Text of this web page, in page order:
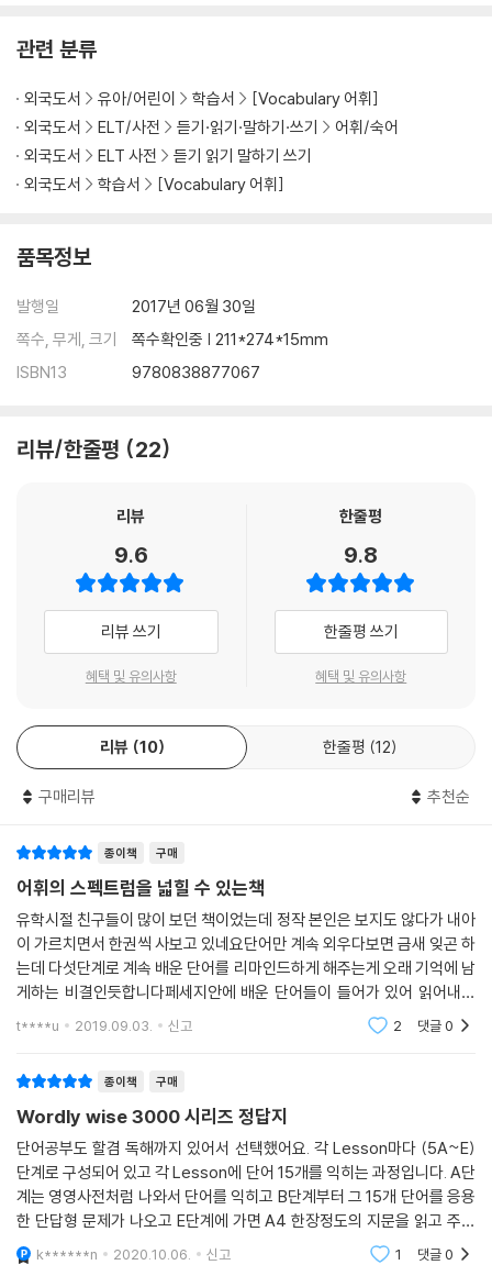
rning words and definitions in an ad-free environment, test th
einforce long-term retention of words.
This 4th Edition of Wordly Wise 3000 helps students link
vocabulary and reading comprehension through:
udents and align with current state and national standards.
nd Talk" activities that include instructions to discuss and act
out word knowledge.
p teachers work with students struggling with grade-level co
- 12 months of access to Quizlet's pre-loaded Wordly Wise 3
000 approved study sets -a fun and engaging learning app th
관련 분류
외국도서 유아/어린이 학습서
[Vocabulary 어휘]
외국도서
ELT/사전 듣기·읽기·말하기·쓰기
어휘/숙어
외국도서
ELT 사전
듣기 읽기 말하기 쓰기
외국도서
학습서 [Vocabulary 어휘]
품목정보
발행일
2017년 06월 30일
쪽수, 무게, 크기
쪽수확인중 | 211*274*15mm
ISBN13
9780838877067
리뷰/한줄평 22
리뷰
9.6
리뷰 쓰기
혜택 및 유의사항
한줄평
9.8
한줄평 쓰기
혜택 및 유의사항
리뷰 10 한줄평 12
구매리뷰 추천순
종이책 구매
어휘의 스펙트럼을 넓힐 수 있는책
유학시절 친구들이 많이 보던 책이었는데 정작 본인은 보지도 않다가 내아
이 가르치면서 한권씩 사보고 있네요단어만 계속 외우다보면 금새 잊곤 하
는데 다섯단계로 계속 배운 단어를 리마인드하게 해주는게 오래 기억에 남
게하는 비결인듯합니다페세지안에 배운 단어들이 들어가 있어 읽어내려
가면서 자연스럽게 반복하며 활용하니까 기억하기도 쉽고 영어를 한국어
t****u 2019.09.03. 신고 2 댓글0
종이책 구매
Wordly wise 3000 시리즈 정답지
단어공부도 할겸 독해까지 있어서 선택했어요. 각 Lesson마다 (5A~E)
단계로 구성되어 있고 각 Lesson에 단어 15개를 익히는 과정입니다. A단
계는 영영사전처럼 나와서 단어를 익히고 B단계부터 그 15개 단어를 응용
한 단답형 문제가 나오고 E단계에 가면 A4 한장정도의 지문을 읽고 주관
식 문제를 푸는 식입니다.총 20 lesson 이고 홀수 lesson 유형과 짝수 le
k******n 2020.10.06. 신고 1 댓글0